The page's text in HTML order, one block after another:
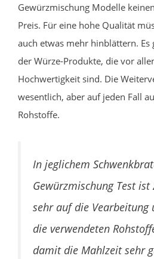
Gewürzmischung Modelle
Preis. Für eine hohe Qualität
auch etwas mehr hinblättern.
der Würze-Produkte, die vor
Hochwertigkeit sind. Die
wesentlich, aber auf jeden Fall
Rohstoffe.
In jeglichem
Gewürzmischung Test
sehr auf die
die verwendeten
damit die Mahlzeit sehr